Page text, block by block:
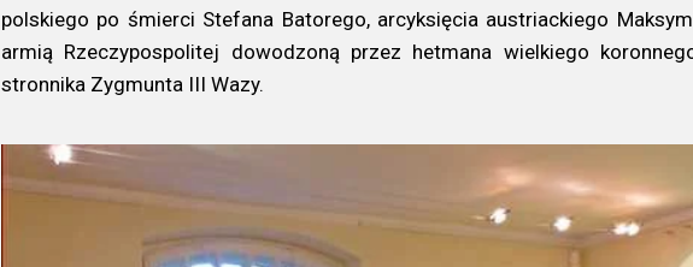
polskiego po śmierci Stefana Batorego, arcyksięcia austriackiego
armią Rzeczypospolitej dowodzoną przez hetmana wielkiego
stronnika Zygmunta III Wazy.